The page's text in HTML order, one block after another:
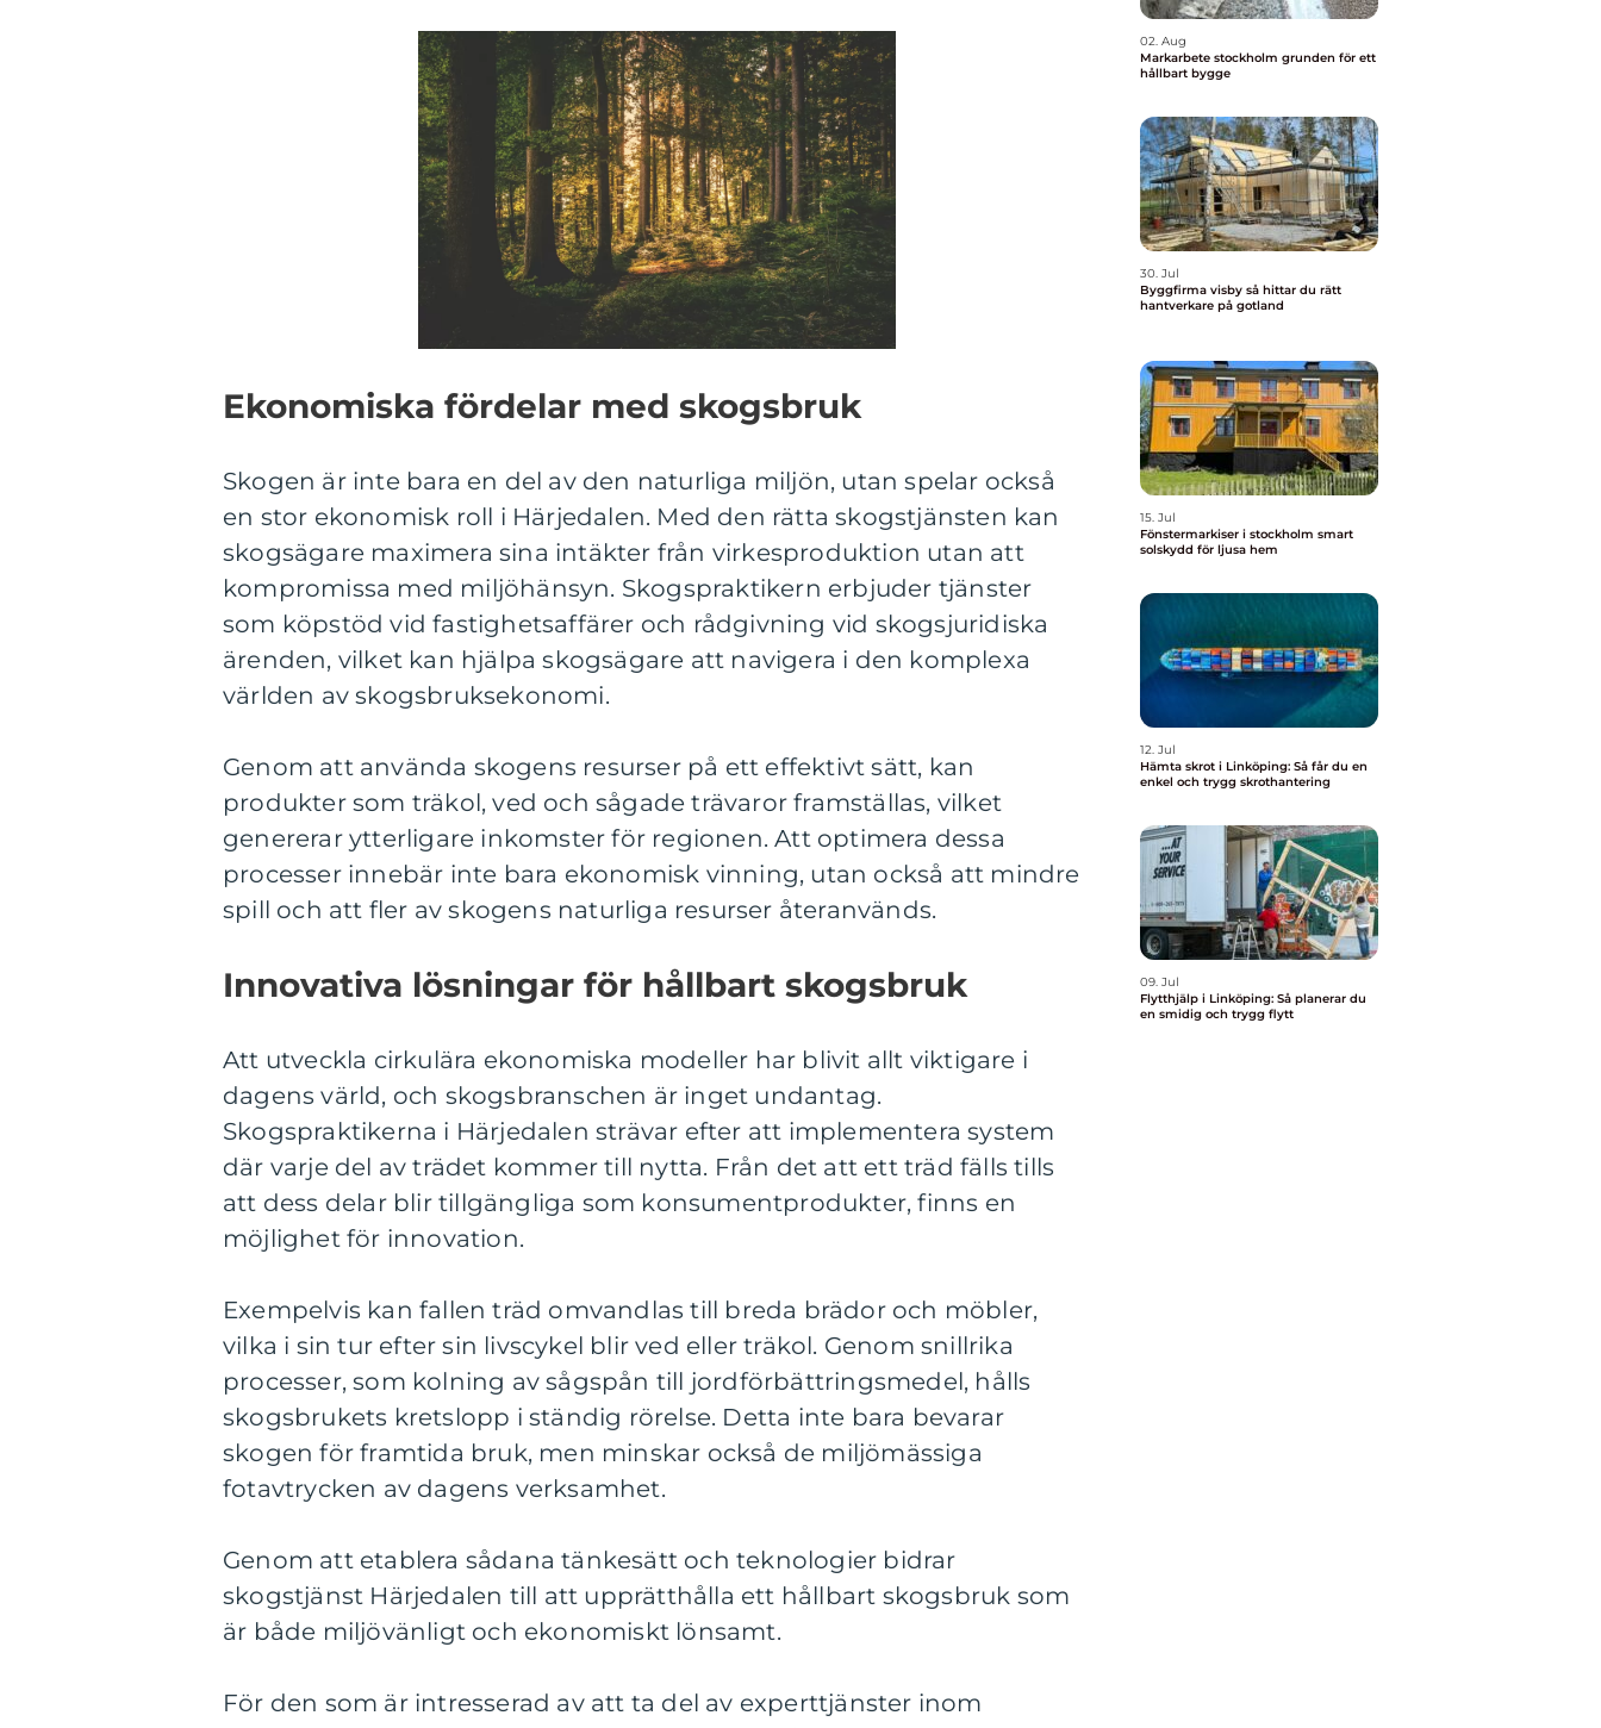
Ekonomiska fördelar med skogsbruk
Skogen är inte bara en del av den naturliga miljön, utan spelar också
en stor ekonomisk roll i Härjedalen. Med den rätta skogstjänsten kan
skogsägare maximera sina intäkter från virkesproduktion utan att
kompromissa med miljöhänsyn. Skogspraktikern erbjuder tjänster
som köpstöd vid fastighetsaffärer och rådgivning vid skogsjuridiska
ärenden, vilket kan hjälpa skogsägare att navigera i den komplexa
världen av skogsbruksekonomi.
Genom att använda skogens resurser på ett effektivt sätt, kan
produkter som träkol, ved och sågade trävaror framställas, vilket
genererar ytterligare inkomster för regionen. Att optimera dessa
processer innebär inte bara ekonomisk vinning, utan också att mindre
spill och att fler av skogens naturliga resurser återanvänds.
Innovativa lösningar för hållbart skogsbruk
Att utveckla cirkulära ekonomiska modeller har blivit allt viktigare i
dagens värld, och skogsbranschen är inget undantag.
Skogspraktikerna i Härjedalen strävar efter att implementera system
där varje del av trädet kommer till nytta. Från det att ett träd fälls tills
att dess delar blir tillgängliga som konsumentprodukter, finns en
möjlighet för innovation.
Exempelvis kan fallen träd omvandlas till breda brädor och möbler,
vilka i sin tur efter sin livscykel blir ved eller träkol. Genom snillrika
processer, som kolning av sågspån till jordförbättringsmedel, hålls
skogsbrukets kretslopp i ständig rörelse. Detta inte bara bevarar
skogen för framtida bruk, men minskar också de miljömässiga
fotavtrycken av dagens verksamhet.
Genom att etablera sådana tänkesätt och teknologier bidrar
skogstjänst Härjedalen till att upprätthålla ett hållbart skogsbruk som
är både miljövänligt och ekonomiskt lönsamt.
För den som är intresserad av att ta del av experttjänster inom
02. Aug
Markarbete stockholm grunden för ett
hållbart bygge
30. Jul
Byggfirma visby så hittar du rätt
hantverkare på gotland
15. Jul
Fönstermarkiser i stockholm smart
solskydd för ljusa hem
12. Jul
Hämta skrot i Linköping: Så får du en
enkel och trygg skrothantering
09. Jul
Flytthjälp i Linköping: Så planerar du
en smidig och trygg flytt